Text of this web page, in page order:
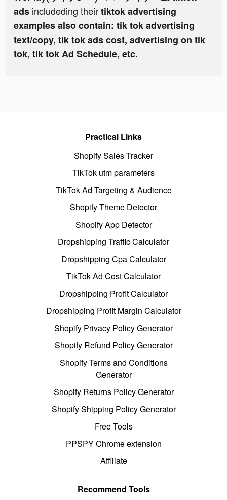
ads includeding theirtiktok advertising
examples also contain: tik tok advertising
text/copy, tik tok ads cost, advertising on tik
tok, tik tok Ad Schedule, etc.
Practical Links
Shopify Sales Tracker
TikTok utm parameters
TikTok Ad Targeting & Audience
Shopify Theme Detector
Shopify App Detector
Dropshipping Traffic Calculator
Dropshipping Cpa Calculator
TikTok Ad Cost Calculator
Dropshipping Profit Calculator
Dropshipping Profit Margin Calculator
Shopify Privacy Policy Generator
Shopify Refund Policy Generator
Shopify Terms and Conditions
Generator
Shopify Returns Policy Generator
Shopify Shipping Policy Generator
Free Tools
PPSPY Chrome extension
Affiliate
Recommend Tools